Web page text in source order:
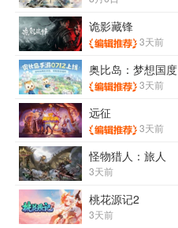
诡影藏锋
3天前
奥比岛：梦想国度
3天前
远征
3天前
怪物猎人：旅人
3天前
桃花源记2
3天前